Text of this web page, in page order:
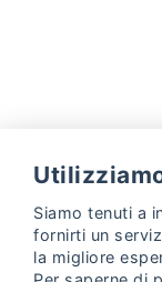
Politica sui
Web Design &
Siamo tenuti a
fornirti un
la migliore